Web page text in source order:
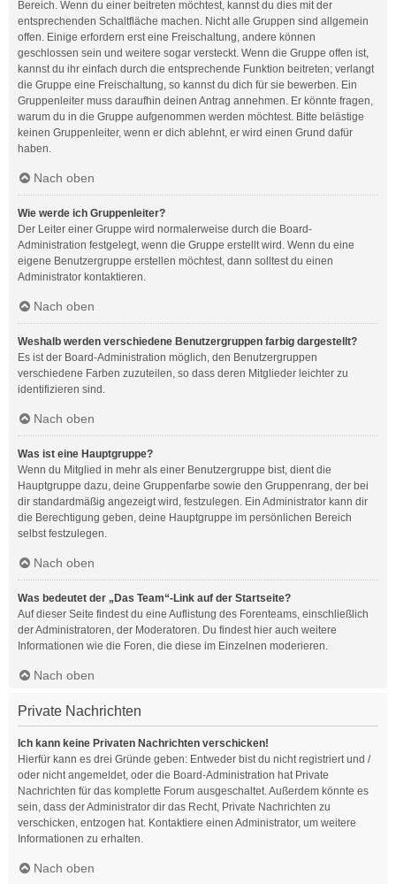
Bereich. Wenn du einer beitreten möchtest, kannst du dies mit der
entsprechenden Schaltfläche machen. Nicht alle Gruppen sind allgemein
offen. Einige erfordern erst eine Freischaltung, andere können
geschlossen sein und weitere sogar versteckt. Wenn die Gruppe offen ist,
kannst du ihr einfach durch die entsprechende Funktion beitreten; verlangt
die Gruppe eine Freischaltung, so kannst du dich für sie bewerben. Ein
Gruppenleiter muss daraufhin deinen Antrag annehmen. Er könnte fragen,
warum du in die Gruppe aufgenommen werden möchtest. Bitte belästige
keinen Gruppenleiter, wenn er dich ablehnt, er wird einen Grund dafür
haben.
Nach oben
Wie werde ich Gruppenleiter?
Der Leiter einer Gruppe wird normalerweise durch die Board-
Administration festgelegt, wenn die Gruppe erstellt wird. Wenn du eine
eigene Benutzergruppe erstellen möchtest, dann solltest du einen
Administrator kontaktieren.
Nach oben
Weshalb werden verschiedene Benutzergruppen farbig dargestellt?
Es ist der Board-Administration möglich, den Benutzergruppen
verschiedene Farben zuzuteilen, so dass deren Mitglieder leichter zu
identifizieren sind.
Nach oben
Was ist eine Hauptgruppe?
Wenn du Mitglied in mehr als einer Benutzergruppe bist, dient die
Hauptgruppe dazu, deine Gruppenfarbe sowie den Gruppenrang, der bei
dir standardmäßig angezeigt wird, festzulegen. Ein Administrator kann dir
die Berechtigung geben, deine Hauptgruppe im persönlichen Bereich
selbst festzulegen.
Nach oben
Was bedeutet der „Das Team“-Link auf der Startseite?
Auf dieser Seite findest du eine Auflistung des Forenteams, einschließlich
der Administratoren, der Moderatoren. Du findest hier auch weitere
Informationen wie die Foren, die diese im Einzelnen moderieren.
Nach oben
Private Nachrichten
Ich kann keine Privaten Nachrichten verschicken!
Hierfür kann es drei Gründe geben: Entweder bist du nicht registriert und /
oder nicht angemeldet, oder die Board-Administration hat Private
Nachrichten für das komplette Forum ausgeschaltet. Außerdem könnte es
sein, dass der Administrator dir das Recht, Private Nachrichten zu
verschicken, entzogen hat. Kontaktiere einen Administrator, um weitere
Informationen zu erhalten.
Nach oben